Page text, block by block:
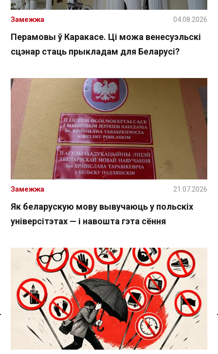
Спасылка без VPN
Перамовы ў Каракасе. Ці можа венесуэльскі
сцэнар стаць прыкладам для Беларусі?
Замежжа 04.08.2026
Як беларускую мову вывучаюць у польскіх
універсітэтах — і навошта гэта сёння
Замежжа 21.07.2026